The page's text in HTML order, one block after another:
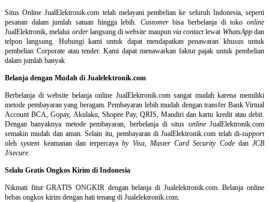
Situs Online JualElektronik.com telah melayani pembelian ke seluruh Indonesia, seperti
pesanan dalam jumlah satuan hingga lebih. Customerbisa berbelanja di tokoonline
JualElektronik, melalui orderlangsung diwebsite maupun via contactlewat WhatsAppdan
telpon langsung. Hubungi kami untuk dapat mendapatkan penawaran khusus untuk
pembelian Corporate atau tender. Kami dapat menawarkan faktur pajak untuk pembelian
dalam jumlah banyak
Belanja dengan Mudah di Jualelektronik.com
Berbelanja diwebsite belanja online JualElektronik.com sangat mudah karena memiliki
metode pembayaran yang beragam. Pembayaran lebih mudah dengan transfer Bank Virtual
Account BCA, Gopay, Akulaku, Shopee Pay, QRIS, Mandiri dan kartu kredit atau debit.
Dengan banyaknya metode pembayaran, berbelanja di situs onlineJualElektronik.com
semakin mudah dan aman. Selain itu, pembayaran di JualElektronik.com telah di-support
olehsystem keamanan dan terpercayaby Visa, Master Card Security Codedan JCB
J/secure.
Selalu Gratis Ongkos Kirim di Indonesia
Nikmati fitur GRATIS ONGKIR dengan belanja di Jualelektronik.com. Belanja online
bebas ongkos kirim dengan hati tenang di Jualelektronik.com.